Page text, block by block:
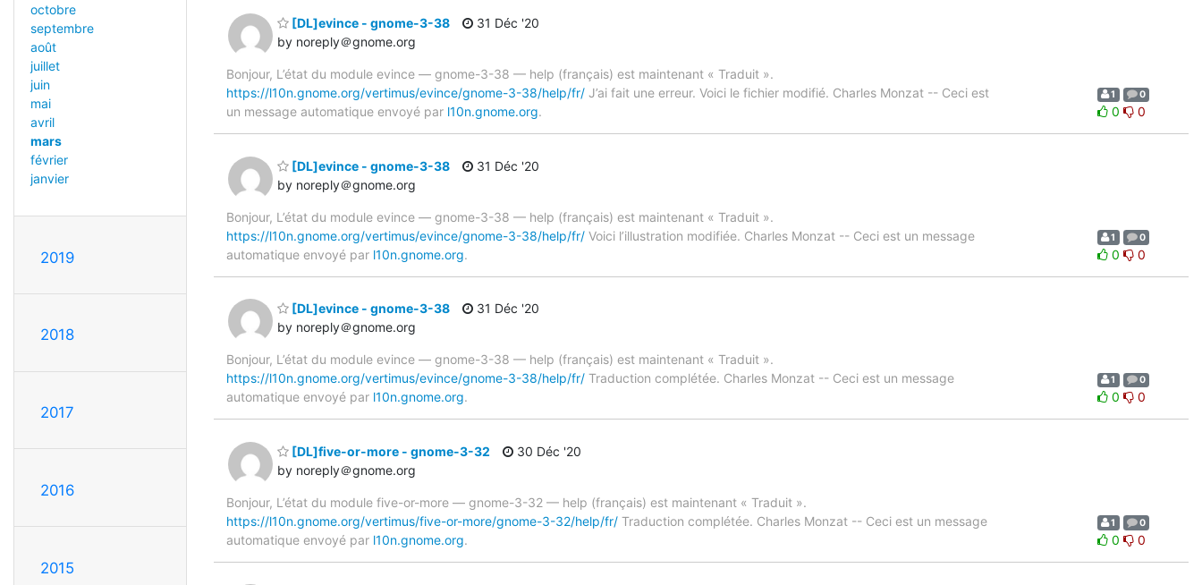
octobre
septembre
août
juillet
juin
mai
avril
mars
février
janvier
2019
2018
2017
2016
2015
[DL]evince - gnome-3-38
by noreply＠gnome.org
31 Déc '20
Bonjour, L’état du module evince — gnome-3-38 — help (français) est maintenant « Traduit ».
https://l10n.gnome.org/vertimus/evince/gnome-3-38/help/fr/ J’ai fait une erreur. Voici le fichier modifié. Charles Monzat -- Ceci est
un message automatique envoyé par l10n.gnome.org.
1 0
0 0
[DL]evince - gnome-3-38
by noreply＠gnome.org
31 Déc '20
Bonjour, L’état du module evince — gnome-3-38 — help (français) est maintenant « Traduit ».
https://l10n.gnome.org/vertimus/evince/gnome-3-38/help/fr/ Voici l’illustration modifiée. Charles Monzat -- Ceci est un message
automatique envoyé par l10n.gnome.org.
1 0
0 0
[DL]evince - gnome-3-38
by noreply＠gnome.org
31 Déc '20
Bonjour, L’état du module evince — gnome-3-38 — help (français) est maintenant « Traduit ».
https://l10n.gnome.org/vertimus/evince/gnome-3-38/help/fr/ Traduction complétée. Charles Monzat -- Ceci est un message
automatique envoyé par l10n.gnome.org.
1 0
0 0
[DL]five-or-more - gnome-3-32
by noreply＠gnome.org
30 Déc '20
Bonjour, L’état du module five-or-more — gnome-3-32 — help (français) est maintenant « Traduit ».
https://l10n.gnome.org/vertimus/five-or-more/gnome-3-32/help/fr/ Traduction complétée. Charles Monzat -- Ceci est un message
automatique envoyé par l10n.gnome.org.
1 0
0 0